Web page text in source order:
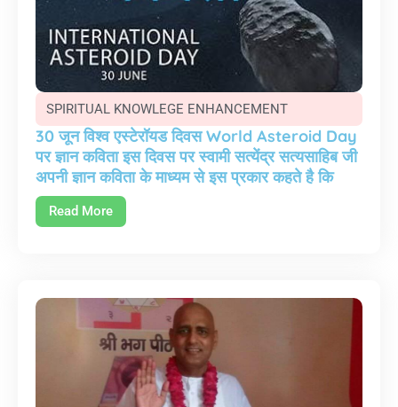
SPIRITUAL KNOWLEGE ENHANCEMENT
30 जून विश्व एस्टेरॉयड दिवस World Asteroid Day
पर ज्ञान कविता इस दिवस पर स्वामी सत्येंद्र सत्यसाहिब जी
अपनी ज्ञान कविता के माध्यम से इस प्रकार कहते है कि
Read More